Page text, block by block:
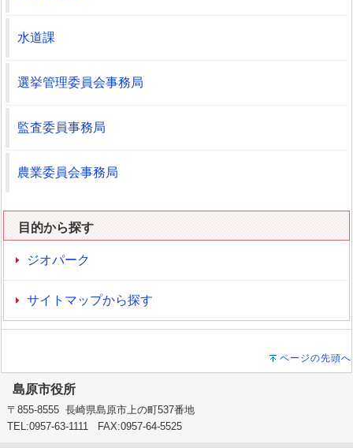
水道課
選挙管理委員会事務局
監査委員事務局
農業委員会事務局
目的から探す
ジオパーク
サイトマップから探す
ページの先頭へ
島原市役所
〒855-8555 長崎県島原市上の町537番地
TEL:0957-63-1111 FAX:0957-64-5525